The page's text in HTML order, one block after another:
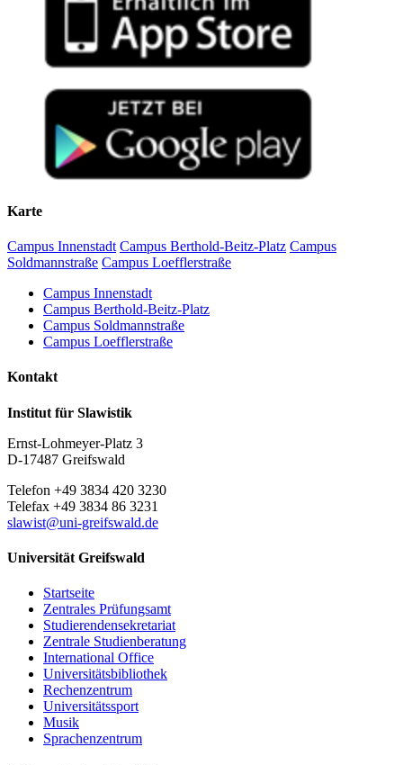
Muss ich mit den Sprachen innerhalb meiner Philologie
Ja, der gewählte Studienschwerpunkt (Anglistik/ Amerikanistik,
entfallen die Sprachpraxismodule) gibt die Sprachauswahl vor (siehe
Karte
Campus Innenstadt Campus Berthold-Beitz-Platz Campus
Soldmannstraße Campus Loefflerstraße
Campus Innenstadt
Campus Berthold-Beitz-Platz
Campus Soldmannstraße
Campus Loefflerstraße
Kontakt
Institut für Slawistik
Ernst-Lohmeyer-Platz 3
D-17487 Greifswald
Telefon +49 3834 420 3230
Telefax +49 3834 86 3231
slawist@uni-greifswald.de
Universität Greifswald
Startseite
Zentrales Prüfungsamt
Studierendensekretariat
Zentrale Studienberatung
International Office
Universitätsbibliothek
Rechenzentrum
Universitätssport
Musik
Sprachenzentrum